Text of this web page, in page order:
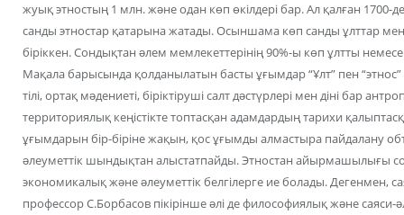
жуық этностың 1 млн. жəне одан көп өкілдері бар. Ал қалған 1700-
санды этностар қатарына жатады. Осыншама көп санды ұлттар
біріккен. Сондықтан əлем мемлекеттерінің 90%-ы көп ұлтты
Мақала барысында қолданылатын басты ұғымдар “Ұлт” пен “этнос”
тілі, ортақ мəдениеті, біріктіруші салт дəстүрлері мен діні бар
территориялық кеңістікте топтасқан адамдардың тарихи
ұғымдарын бір-біріне жақын, қос ұғымды алмастыра пайдалану
əлеуметтік шындықтан алыстатпайды. Этностан айырмашылығы
экономикалық жəне əлеуметтік белгілерге ие болады. Дегенмен,
профессор С.Борбасов пікірінше əлі де философиялық жəне саяси-